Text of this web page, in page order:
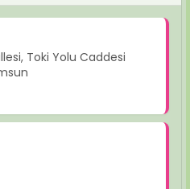
Toki Yolu Caddesi